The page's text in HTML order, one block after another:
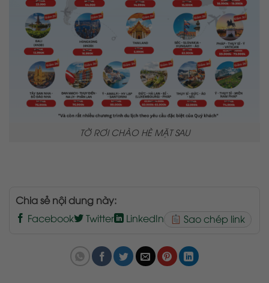
TỜ RƠI CHÀO HÈ MẶT SAU
Chia sẻ nội dung này:
Facebook
Twitter LinkedIn Sao chép link